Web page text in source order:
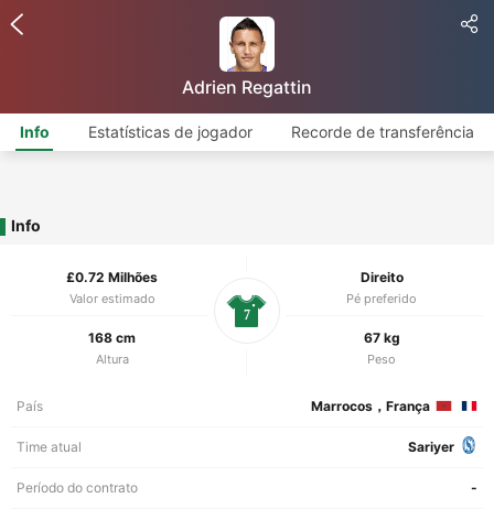
Adrien Regattin
Info Estatísticas de jogador Recorde de transferência
Info
£0.72 Milhões
Valor estimado
Direito
Pé preferido
168 cm
Altura
67 kg
Peso
7
País Marrocos，França
Time atual Sariyer
Período do contrato -